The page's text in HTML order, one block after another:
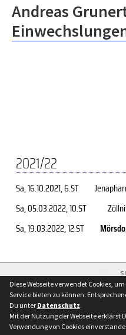
Andreas
2021/22
Sa, 16.10.2021, 6.ST
Sa, 05.03.2022, 10.ST
Sa, 19.03.2022, 12.ST
Besucherstatistik
Diese Webseite verwendet Cookies,
Service bieten zu können.
Du unter Datenschutz.
Mit der Nutzung der Webseite erklärst
Verwendung von Cookies